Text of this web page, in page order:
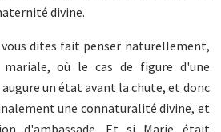
divine.
dites fait penser naturellement,
où le cas de figure d'une
un état avant la chute, et donc
une connaturalité divine, et
d'ambassade. Et si Marie était